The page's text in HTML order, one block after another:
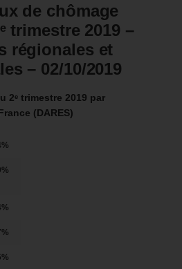
de chômage
trimestre 2019 –
régionales et
– 02/10/2019
2ᵉ trimestre 2019 par
(DARES)